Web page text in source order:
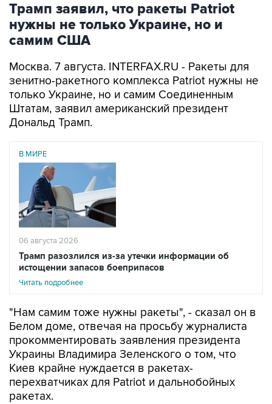
Трамп заявил, что ракеты Patriot
нужны не только Украине, но и
самим США
Москва. 7 августа. INTERFAX.RU - Ракеты для
зенитно-ракетного комплекса Patriot нужны не
только Украине, но и самим Соединенным
Штатам, заявил американский президент
Дональд Трамп.
В МИРЕ
06 августа 2026
Трамп разозлился из-за утечки информации об
истощении запасов боеприпасов
Читать подробнее
"Нам самим тоже нужны ракеты", - сказал он в
Белом доме, отвечая на просьбу журналиста
прокомментировать заявления президента
Украины Владимира Зеленского о том, что
Киев крайне нуждается в ракетах-
перехватчиках для Patriot и дальнобойных
ракетах.